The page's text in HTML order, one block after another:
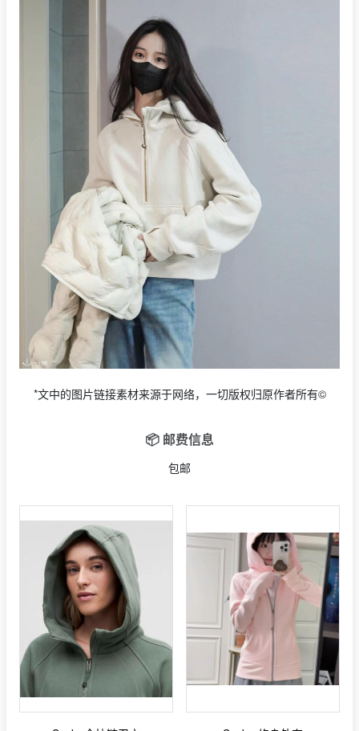
*文中的图片链接素材来源于网络，一切版权归原作者所有©
📦 邮费信息
包邮